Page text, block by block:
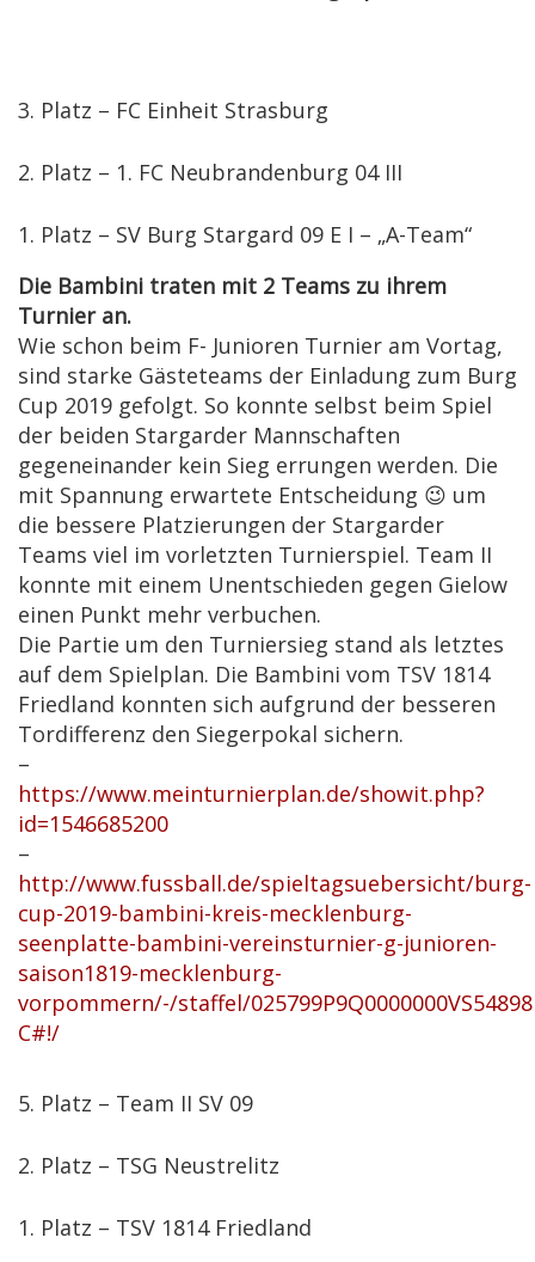
3. Platz – FC Einheit Strasburg
2. Platz – 1. FC Neubrandenburg 04 III
1. Platz – SV Burg Stargard 09 E I – „A-Team“
Die Bambini traten mit 2 Teams zu ihrem
Turnier an.
Wie schon beim F- Junioren Turnier am Vortag,
sind starke Gästeteams der Einladung zum Burg
Cup 2019 gefolgt. So konnte selbst beim Spiel
der beiden Stargarder Mannschaften
gegeneinander kein Sieg errungen werden. Die
mit Spannung erwartete Entscheidung 😉 um
die bessere Platzierungen der Stargarder
Teams viel im vorletzten Turnierspiel. Team II
konnte mit einem Unentschieden gegen Gielow
einen Punkt mehr verbuchen.
Die Partie um den Turniersieg stand als letztes
auf dem Spielplan. Die Bambini vom TSV 1814
Friedland konnten sich aufgrund der besseren
Tordifferenz den Siegerpokal sichern.
–
https://www.meinturnierplan.de/showit.php?
id=1546685200
–
http://www.fussball.de/spieltagsuebersicht/burg-
cup-2019-bambini-kreis-mecklenburg-
seenplatte-bambini-vereinsturnier-g-junioren-
saison1819-mecklenburg-
vorpommern/-/staffel/
C#!/
5. Platz – Team II SV 09
2. Platz – TSG Neustrelitz
1. Platz – TSV 1814 Friedland